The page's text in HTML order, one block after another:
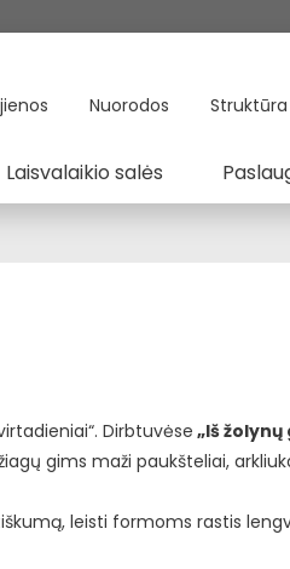
Nuorodos
Laisvalaikio salės
Dirbtuvėse „Iš žolynų
gims maži paukšteliai,
leisti formoms rastis